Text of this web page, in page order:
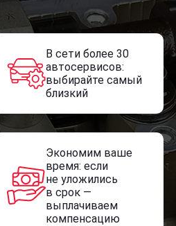
В сети более 30
автосервисов:
выбирайте самый
близкий
Экономим ваше
время: если
не уложились
в срок —
выплачиваем
компенсацию